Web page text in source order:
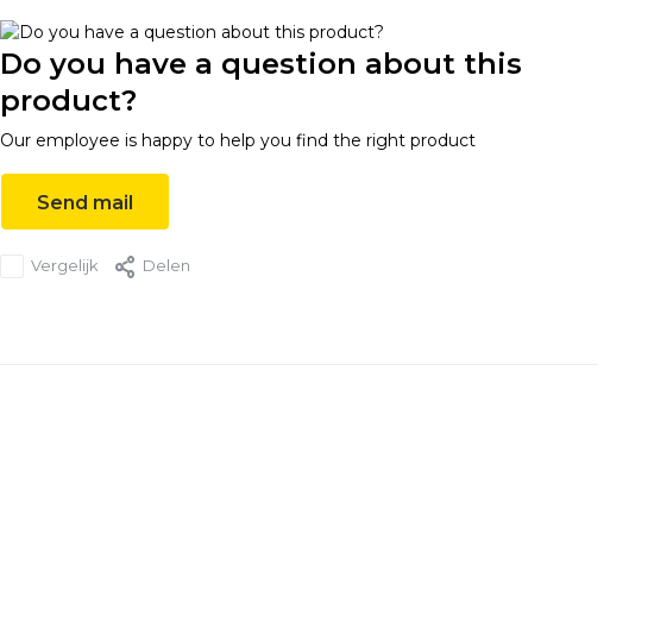
Do you have a question about this
product?
Our employee is happy to help you find the right product
Send mail
Vergelijk Delen